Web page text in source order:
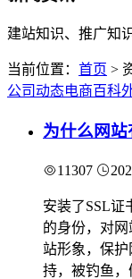
建站知识、推广知
当前位置： 首页 >
公司动态电商百科
为什么网站
11307
安装了SSL证
的身份，对
站形象，保
持，被钓鱼，